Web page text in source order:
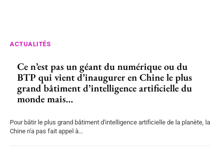
ACTUALITÉS
Ce n’est pas un géant du numérique ou du
BTP qui vient d’inaugurer en Chine le plus
grand bâtiment d’intelligence artificielle du
monde mais...
Pour bâtir le plus grand bâtiment d'intelligence artificielle de la planète, la
Chine n'a pas fait appel à...